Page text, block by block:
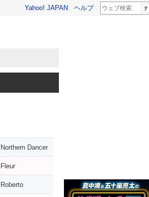
Yahoo! JAPAN ヘルプ
Northern Dancer
Fleur
Roberto